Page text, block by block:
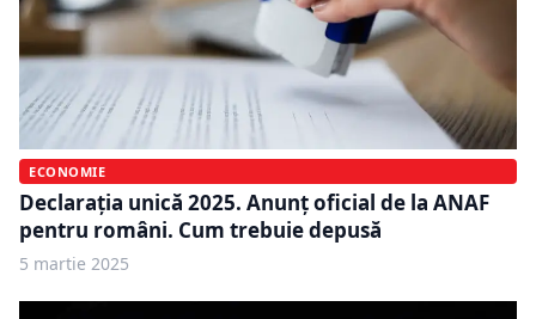
ECONOMIE
Declaraţia unică 2025. Anunț oficial de la ANAF
pentru români. Cum trebuie depusă
5 martie 2025